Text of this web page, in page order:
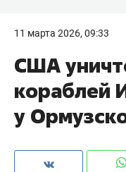
11 марта 2026, 09:33
США
кораблей
у